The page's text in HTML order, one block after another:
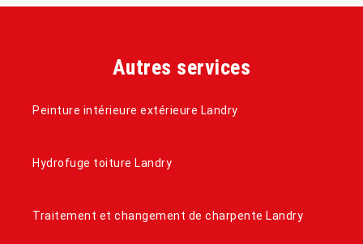
Autres services
Peinture intérieure extérieure Landry
Hydrofuge toiture Landry
Traitement et changement de charpente Landry